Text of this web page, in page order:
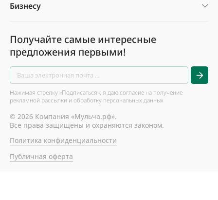
Бизнесу
Получайте самые интересные
предложения первыми!
Нажимая стрелку «Подписаться», я даю согласие на получение
рекламной рассылки и обработку персональных данных
© 2026 Компания «Мульча.рф».
Все права защищены и охраняются законом.
Политика конфиденциальности
Публичная оферта